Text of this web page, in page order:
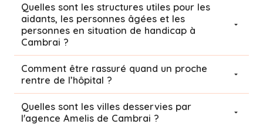
Quelles sont les structures utiles pour les
aidants, les personnes âgées et les
personnes en situation de handicap à
Cambrai ?
Comment être rassuré quand un proche
rentre de l’hôpital ?
Quelles sont les villes desservies par
l'agence Amelis de Cambrai ?